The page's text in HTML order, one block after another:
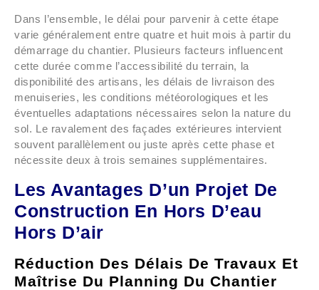
Dans l’ensemble, le délai pour parvenir à cette étape
varie généralement entre quatre et huit mois à partir du
démarrage du chantier. Plusieurs facteurs influencent
cette durée comme l’accessibilité du terrain, la
disponibilité des artisans, les délais de livraison des
menuiseries, les conditions météorologiques et les
éventuelles adaptations nécessaires selon la nature du
sol. Le ravalement des façades extérieures intervient
souvent parallèlement ou juste après cette phase et
nécessite deux à trois semaines supplémentaires.
Les Avantages D’un Projet De
Construction En Hors D’eau
Hors D’air
Réduction Des Délais De Travaux Et
Maîtrise Du Planning Du Chantier